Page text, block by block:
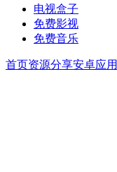
电视盒子
免费影视
免费音乐
首页资源分享安卓应用